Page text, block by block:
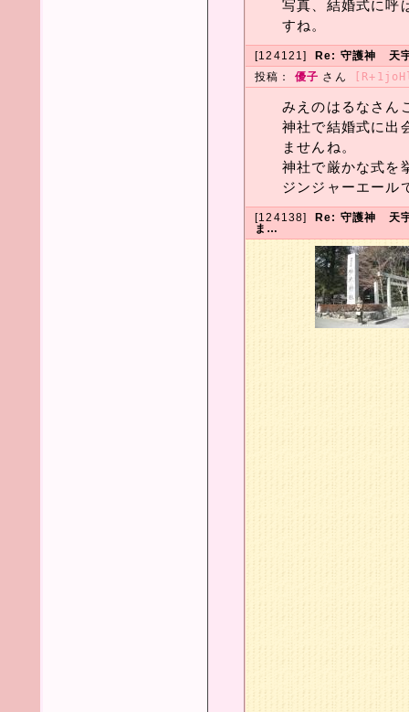
写真、結婚式に呼
すね。
[124121]
Re: 守護神 天
投稿： 優子 さん
みえのはるなさん
神社で結婚式に出
ませんね。
神社で厳かな式を
ジンジャーエール
[124138]
Re: 守護神 天
ま…